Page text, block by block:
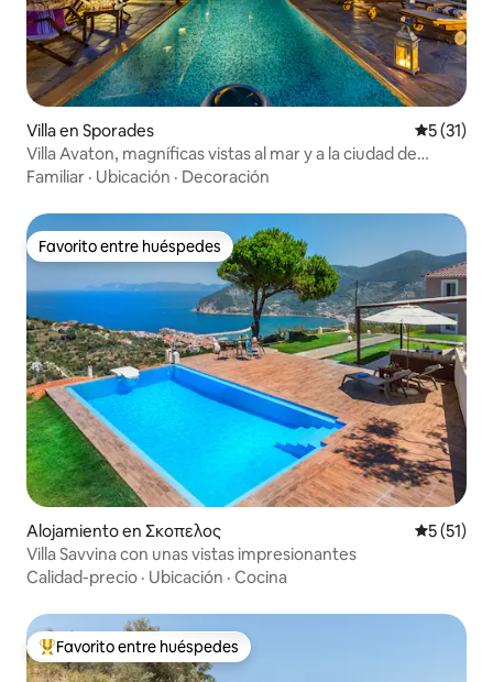
Villa en Sporades
5 (31)
Villa Avaton, magníficas vistas al mar y a la ciudad de
Skopelos
Familiar · Ubicación · Decoración
Favorito entre huéspedes
Favorito entre huéspedes
Alojamiento en Σκοπελος
5 (51)
Villa Savvina con unas vistas impresionantes
Calidad-precio · Ubicación · Cocina
Favorito entre huéspedes preferido
Favorito entre huéspedes